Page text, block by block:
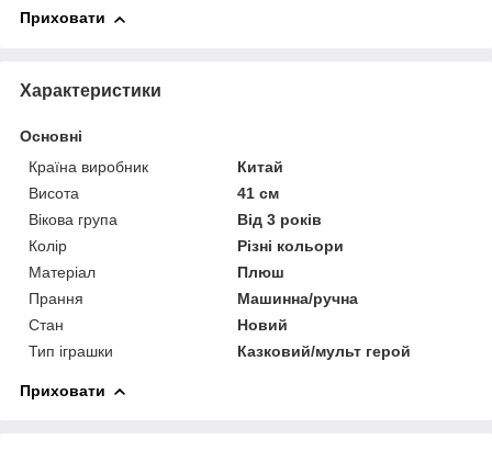
Приховати
Характеристики
Основні
Країна виробник
Китай
Висота
41 см
Вікова група
Від 3 років
Колір
Різні кольори
Матеріал
Плюш
Прання
Машинна/ручна
Стан
Новий
Тип іграшки
Казковий/мульт герой
Приховати